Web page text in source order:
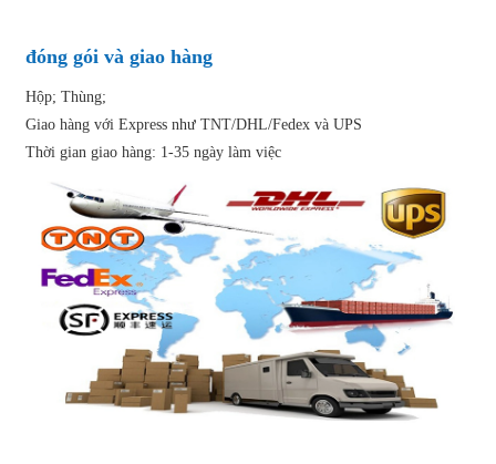
đóng gói và giao hàng
Hộp; Thùng;
Giao hàng với Express như TNT/DHL/Fedex và UPS
Thời gian giao hàng: 1-35 ngày làm việc